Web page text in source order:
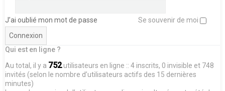
J’ai oublié mon mot de passe Se souvenir de moi
Qui est en ligne ?
Au total, il y a 752utilisateurs en ligne :: 4 inscrits, 0 invisible et 748
invités (selon le nombre d’utilisateurs actifs des 15 dernières
minutes)